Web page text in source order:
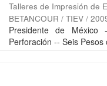
Talleres de Impresión de
BETANCOUR / TIEV /
Presidente de
Perforación -- Seis